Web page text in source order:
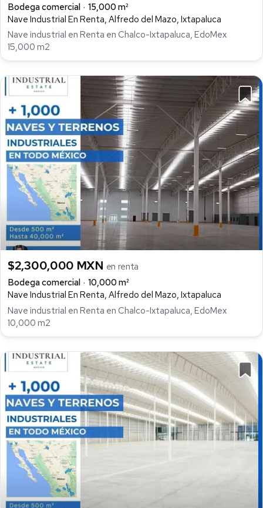
Bodega comercial
15,000 m²
Nave Industrial En Renta, Alfredo del Mazo, Ixtapaluca
Nave industrial en Renta en Chalco-Ixtapaluca, EdoMex
15,000 m2
$2,300,000 MXN en renta
Bodega comercial
10,000 m²
Nave Industrial En Renta, Alfredo del Mazo, Ixtapaluca
Nave industrial en Renta en Chalco-Ixtapaluca, EdoMex
10,000 m2